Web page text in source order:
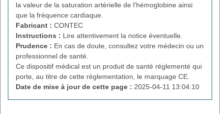
la valeur de la saturation artérielle de l'hémoglobine ainsi
que la fréquence cardiaque.
Fabricant : CONTEC
Instructions : Lire attentivement la notice éventuelle.
Prudence : En cas de doute, consultez votre médecin ou un
professionnel de santé.
Ce dispositif médical est un produit de santé réglementé qui
porte, au titre de cette réglementation, le marquage CE.
Date de mise à jour de cette page : 2025-04-11 13:04:10